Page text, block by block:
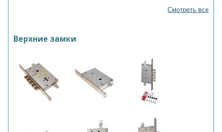
Смотреть все
Верхние замки